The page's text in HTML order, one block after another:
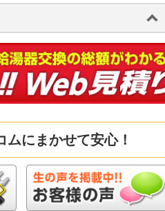
ムにまかせて安心！